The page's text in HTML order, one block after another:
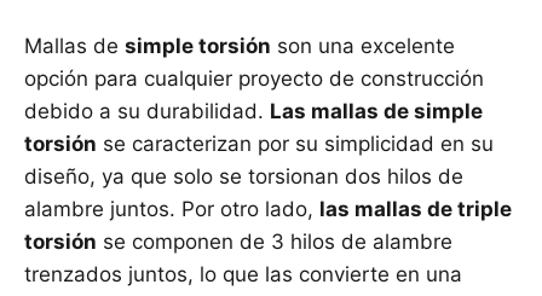
Mallas de simple torsión son una excelente
opción para cualquier proyecto de construcción
debido a su durabilidad. Las mallas de simple
torsión se caracterizan por su simplicidad en su
diseño, ya que solo se torsionan dos hilos de
alambre juntos. Por otro lado, las mallas de triple
torsión se componen de 3 hilos de alambre
trenzados juntos, lo que las convierte en una